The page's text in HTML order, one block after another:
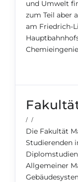
und Umwelt
zum Teil aber
am Friedrich-
/ /
Die Fakultät
Studierenden
Allgemeiner